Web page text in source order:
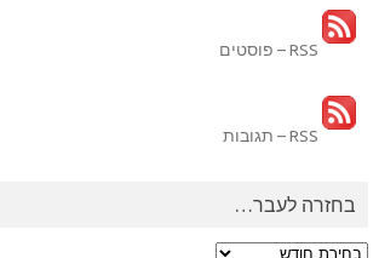
RSS – פוסטים
RSS – תגובות
בחזרה לעבר…
בחזרה